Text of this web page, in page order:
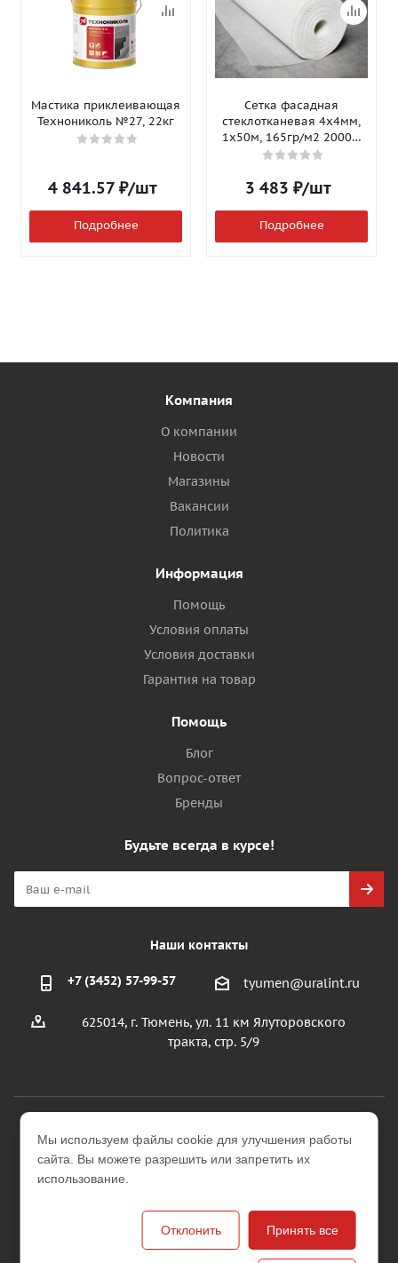
Мастика приклеивающая
Технониколь №27, 22кг
4 841.57 ₽/шт
Подробнее
Сетка фасадная
стеклотканевая 4х4мм,
1х50м, 165гр/м2 2000Н
Isomax-165
3 483 ₽/шт
Подробнее
Компания
О компании
Новости
Магазины
Вакансии
Политика
Информация
Помощь
Условия оплаты
Условия доставки
Гарантия на товар
Помощь
Блог
Вопрос-ответ
Бренды
Будьте всегда в курсе!
Наши контакты
+7 (3452) 57-99-57 tyumen@uralint.ru
625014, г. Тюмень, ул. 11 км Ялуторовского
тракта, стр. 5/9
2026 © ООО "УралИнтерьер"
Интернет-магазин строительных и отделочных
Версия для печати
Мы используем файлы cookie для улучшения работы
сайта. Вы можете разрешить или запретить их
использование.
Отклонить Принять все